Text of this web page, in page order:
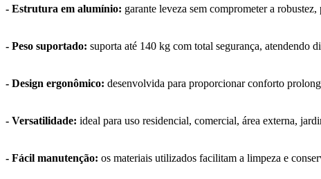
- Estrutura em alumínio: garante leveza sem comprometer a
- Peso suportado: suporta até 140 kg com total segurança, atendendo
- Design ergonômico: desenvolvida para proporcionar conforto
- Versatilidade: ideal para uso residencial, comercial, área externa,
- Fácil manutenção: os materiais utilizados facilitam a limpeza e